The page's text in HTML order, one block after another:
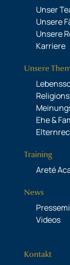
Unser
Unsere
Unsere
Karriere
Unsere
Ehe &
Training
Areté
News
Videos
Kontakt